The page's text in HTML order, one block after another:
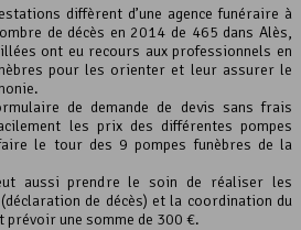
diffèrent d’une agence funéraire à
de décès en 2014 de 465 dans Alès,
ont eu recours aux professionnels en
pour les orienter et leur assurer le
de demande de devis sans frais
les prix des différentes pompes
le tour des 9 pompes funèbres de la
aussi prendre le soin de réaliser les
de décès) et la coordination du
une somme de 300 €.